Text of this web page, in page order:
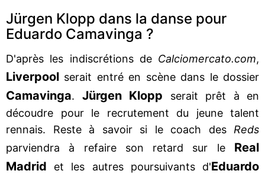
Jürgen Klopp dans la danse pour
Eduardo Camavinga ?
D'après les indiscrétions de Calciomercato.com,
Liverpool serait entré en scène dans le dossier
Camavinga. Jürgen Klopp serait prêt à en
découdre pour le recrutement du jeune talent
rennais. Reste à savoir si le coach desReds
parviendra à refaire son retard sur le Real
Madrid et les autres poursuivants d'Eduardo